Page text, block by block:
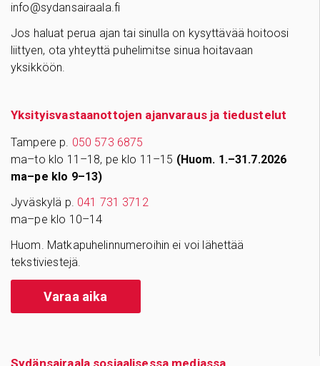
info@sydansairaala.fi
Jos haluat perua ajan tai sinulla on kysyttävää hoitoosi
liittyen, ota yhteyttä puhelimitse sinua hoitavaan
yksikköön.
Yksityisvastaanottojen ajanvaraus ja tiedustelut
Tampere p. 050 573 6875
ma–to klo 11–18, pe klo 11–15 (Huom. 1.–31.7.2026
ma–pe klo 9–13)
Jyväskylä p. 041 731 3712
ma–pe klo 10–14
Huom. Matkapuhelinnumeroihin ei voi lähettää
tekstiviestejä.
Varaa aika
Sydänsairaala sosiaalisessa mediassa